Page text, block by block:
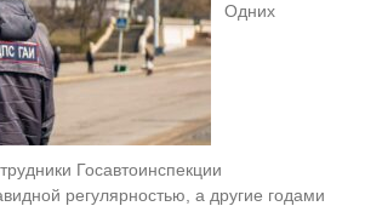
Одних
Госавтоинспекции
регулярностью, а другие годами
i
это видео
не раз